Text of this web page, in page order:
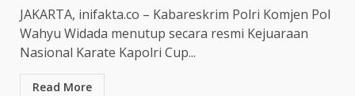
JAKARTA, inifakta.co – Kabareskrim Polri Komjen Pol
Wahyu Widada menutup secara resmi Kejuaraan
Nasional Karate Kapolri Cup...
Read More